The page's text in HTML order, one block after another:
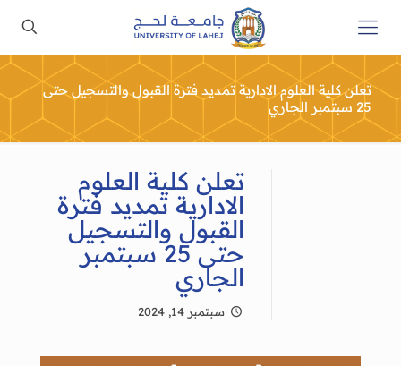
تعلن كلية العلوم الادارية تمديد فترة القبول والتسجيل حتى
25 سبتمبر الجاري
تعلن كلية العلوم
الادارية تمديد فترة
القبول والتسجيل
حتى 25 سبتمبر
الجاري
سبتمبر 14, 2024